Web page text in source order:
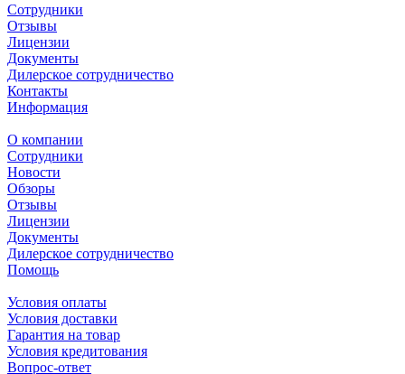
Сотрудники
Отзывы
Лицензии
Документы
Дилерское сотрудничество
Контакты
Информация
О компании
Сотрудники
Новости
Обзоры
Отзывы
Лицензии
Документы
Дилерское сотрудничество
Помощь
Условия оплаты
Условия доставки
Гарантия на товар
Условия кредитования
Вопрос-ответ